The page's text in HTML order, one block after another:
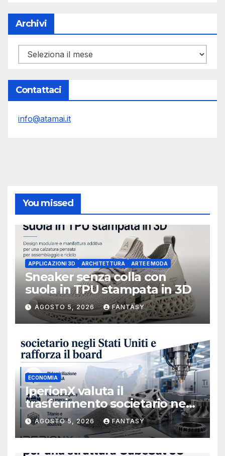
Archivi
Archivi
Contattaci
info@atamai.it
You missed
APPLICAZIONI 3D ARCHITETTURA ARTE E MODA
Sneaker senza colla con
suola in TPU stampata in 3D
AGOSTO 5, 2026 FANTASY
ECONOMIA
IperionX valuta il
trasferimento societario negli
Stati Uniti e rafforza il board,
ha nominato Michael J.
Loparco amministratore
AGOSTO 5, 2026 FANTASY